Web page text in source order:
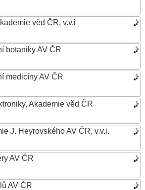
věd ČR, v.v.i
botaniky AV ČR
medicíny AV ČR
Akademie věd ČR
J. Heyrovského AV ČR, v.v.i.
AV ČR
AV ČR